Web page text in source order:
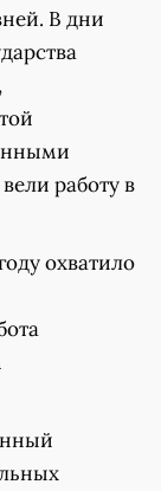
В дни
работу в
охватило